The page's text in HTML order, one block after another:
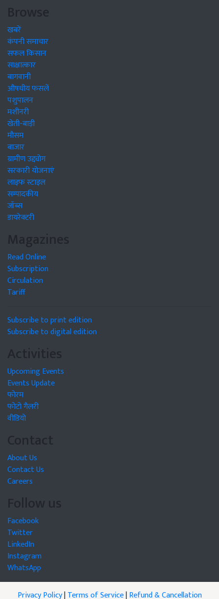
Browse
खबरें
कंपनी समाचार
सफल किसान
साक्षात्कार
बागवानी
औषधीय फसलें
पशुपालन
मशीनरी
खेती-बाड़ी
मौसम
बाजार
ग्रामीण उद्द्योग
सरकारी योजनाएं
लाइफ स्टाइल
सम्पादकीय
जॉब्स
डायरेक्टरी
Magazines
Read Online
Subscription
Circulation
Tariff
Subscribe to print edition
Subscribe to digital edition
Activities
Upcoming Events
Events Update
फोरम
फोटो गैलरी
वीडियो
Contact
About Us
Contact Us
Careers
Follow us
Facebook
Twitter
LinkedIn
Instagram
WhatsApp
Privacy Policy|Terms of Service|Refund & Cancellation